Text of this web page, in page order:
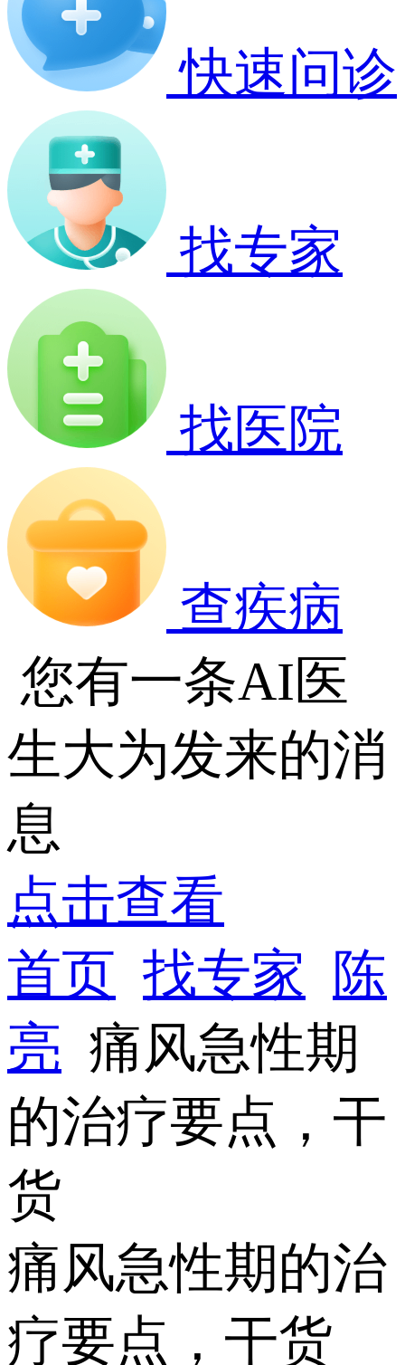
快速问诊
找专家
找医院
查疾病
您有一条AI医
生大为发来的消
息
点击查看
首页 找专家
陈
亮 痛风急性期
的治疗要点，干
货
痛风急性期的治
疗要点，干货